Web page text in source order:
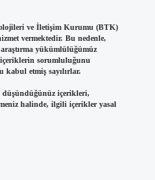
ve İletişim Kurumu (BTK)
vermektedir. Bu nedenle,
yükümlülüğümüz
içeriklerin sorumluluğunu
kabul etmiş sayılırlar.
düşündüğünüz içerikleri,
halinde, ilgili içerikler yasal